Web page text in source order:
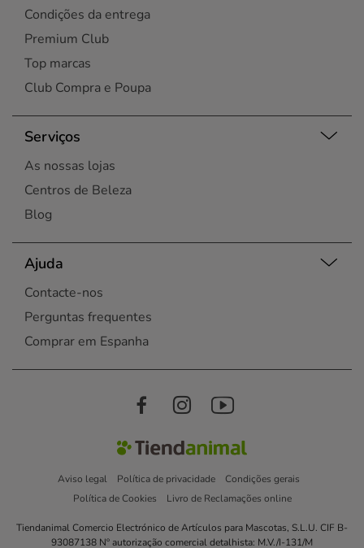
Condições da entrega
Premium Club
Top marcas
Club Compra e Poupa
Serviços
As nossas lojas
Centros de Beleza
Blog
Ajuda
Contacte-nos
Perguntas frequentes
Comprar em Espanha
Aviso legal Política de privacidade
Condições gerais
Política de Cookies
Livro de Reclamações online
Tiendanimal Comercio Electrónico de Artículos para Mascotas, S.L.U. CIF B-
93087138 Nº autorização comercial detalhista: M.V./I-131/M